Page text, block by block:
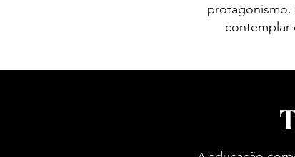
protagonismo.
contemplar